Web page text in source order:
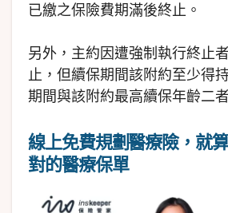
已繳之保險費期滿後終止。
另外，主約因遭強制執行終止
止，但續保期間該附約至少得
期間與該附約最高續保年齡二
線上免費規劃醫療險，就
對的醫療保單